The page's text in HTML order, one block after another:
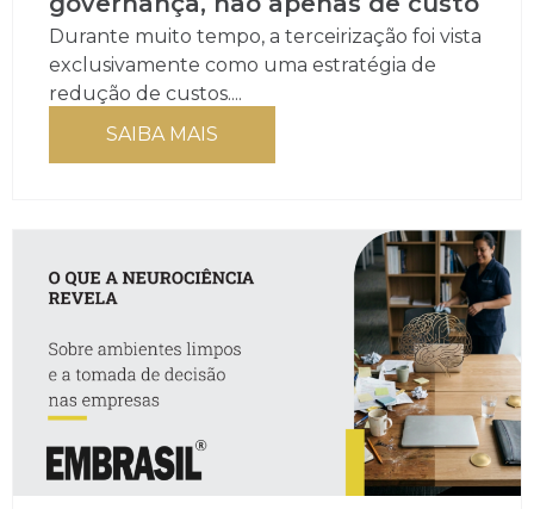
Durante muito tempo, a terceirização foi vista
exclusivamente como uma estratégia de
redução de custos....
SAIBA MAIS